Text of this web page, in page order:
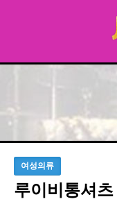
여성의류
루이비통셔츠